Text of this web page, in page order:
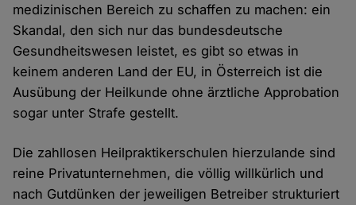
medizinischen Bereich zu schaffen zu machen: ein
Skandal, den sich nur das bundesdeutsche
Gesundheitswesen leistet, es gibt so etwas in
keinem anderen Land der EU, in Österreich ist die
Ausübung der Heilkunde ohne ärztliche Approbation
sogar unter Strafe gestellt.
Die zahllosen Heilpraktikerschulen hierzulande sind
reine Privatunternehmen, die völlig willkürlich und
nach Gutdünken der jeweiligen Betreiber strukturiert